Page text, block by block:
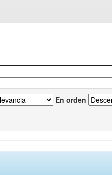
En orden